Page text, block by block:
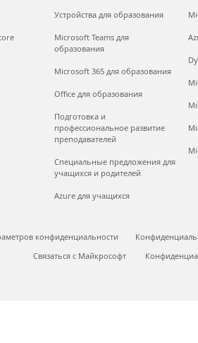
Устройства для образования
Microsoft Teams для
образования
Microsoft 365 для образования
Office для образования
Подготовка и
профессиональное развитие
преподавателей
Специальные предложения для
учащихся и родителей
Azure для учащихся
конфиденциальности
Связаться с Майкрософт